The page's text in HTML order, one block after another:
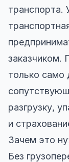
транспорта.
заказчиком.
только само
разгрузку,
и
Зачем это
Без